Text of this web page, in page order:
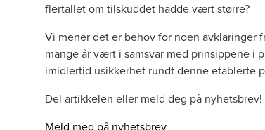
flertallet om tilskuddet hadde vært større?
Vi mener det er behov for noen avklaringer
mange år vært i samsvar med prinsippene i
imidlertid usikkerhet rundt denne etablerte
Del artikkelen eller meld deg på nyhetsbrev!
Meld meg på nyhetsbrev